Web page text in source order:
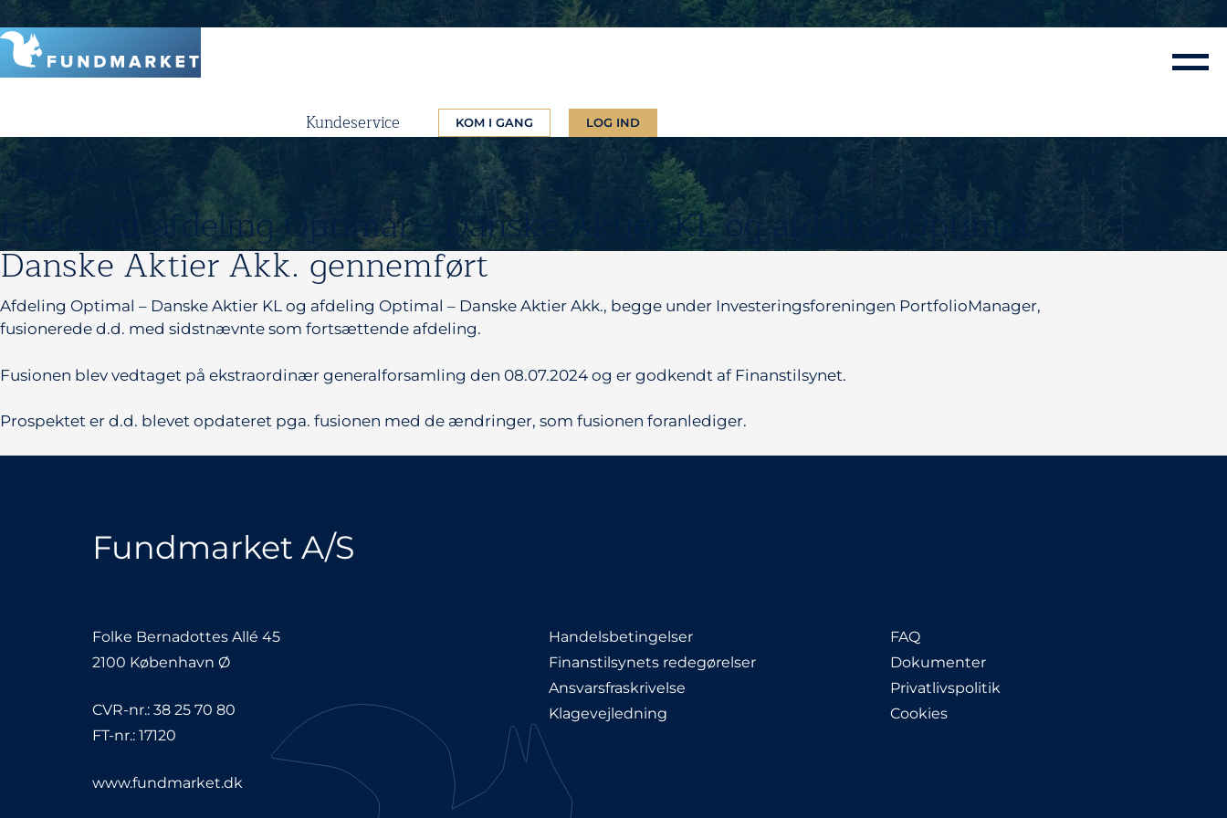
Skip
to
content
Kundeservice KOM I GANG LOG IND
17. september 2024
Fusion af afdeling Optimal – Danske Aktier KL og afdeling Optimal –
Danske Aktier Akk. gennemført
Afdeling Optimal – Danske Aktier KL og afdeling Optimal – Danske Aktier Akk., begge under Investeringsforeningen PortfolioManager,
fusionerede d.d. med sidstnævnte som fortsættende afdeling.
Fusionen blev vedtaget på ekstraordinær generalforsamling den 08.07.2024 og er godkendt af Finanstilsynet.
Prospektet er d.d. blevet opdateret pga. fusionen med de ændringer, som fusionen foranlediger.
Fundmarket A/S
Folke Bernadottes Allé 45
2100 København Ø
CVR-nr.: 38 25 70 80
FT-nr.: 17120
www.fundmarket.dk
Handelsbetingelser
Finanstilsynets redegørelser
Ansvarsfraskrivelse
Klagevejledning
FAQ
Dokumenter
Privatlivspolitik
Cookies